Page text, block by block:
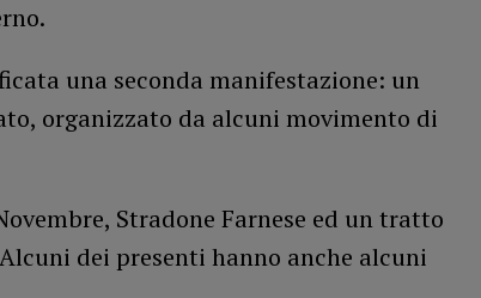
una seconda manifestazione: un
organizzato da alcuni movimento di
Stradone Farnese ed un tratto
dei presenti hanno anche alcuni